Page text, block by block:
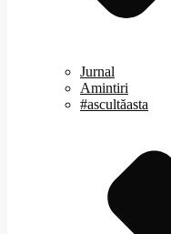
Jurnal
Amintiri
#ascultăasta